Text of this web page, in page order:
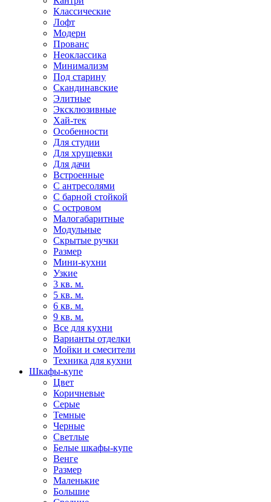
Классические
Лофт
Модерн
Прованс
Неоклассика
Минимализм
Под старину
Скандинавские
Элитные
Эксклюзивные
Хай-тек
Особенности
Для студии
Для хрущевки
Для дачи
Встроенные
С антресолями
С барной стойкой
С островом
Малогабаритные
Модульные
Скрытые ручки
Размер
Мини-кухни
Узкие
3 кв. м.
5 кв. м.
6 кв. м.
9 кв. м.
Все для кухни
Варианты отделки
Мойки и смесители
Техника для кухни
Шкафы-купе
Цвет
Коричневые
Серые
Темные
Черные
Светлые
Белые шкафы-купе
Венге
Размер
Маленькие
Большие